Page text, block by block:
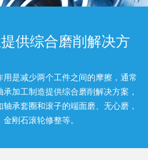
供综合磨削解决方
是减少两个工件之间的摩擦，通常
加工制造提供综合磨削解决方案，
承套圈和滚子的端面磨、无心磨，
刚石滚轮修整等。